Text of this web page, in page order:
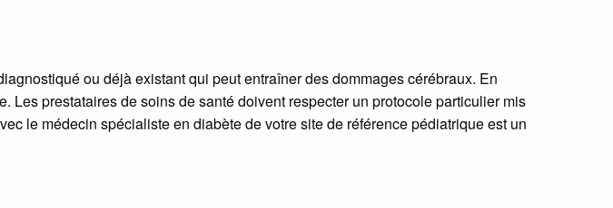
ou déjà existant qui peut entraîner des dommages cérébraux. En
Les prestataires de soins de santé doivent respecter un protocole particulier mis
le médecin spécialiste en diabète de votre site de référence pédiatrique est un